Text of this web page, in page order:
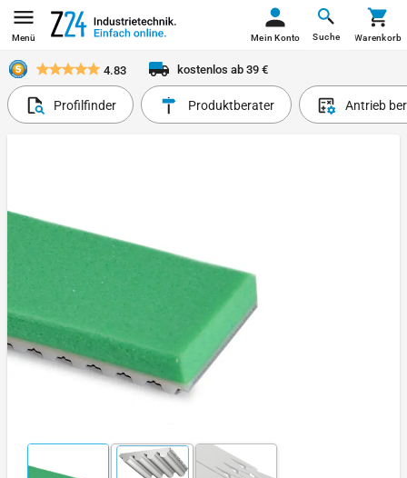
Menü Suche
Mein Konto Warenkorb
4.83 kostenlos ab 39 €
Profilfinder Produktberater Antrieb